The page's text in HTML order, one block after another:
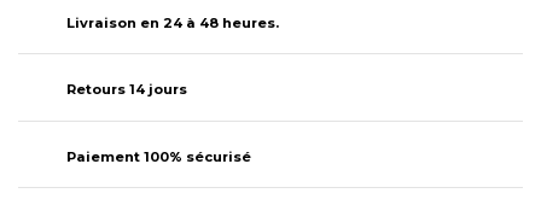
Livraison en 24 à 48 heures.
Retours 14 jours
Paiement 100% sécurisé